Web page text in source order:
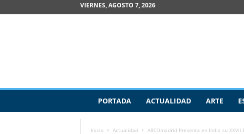
VIERNES, AGOSTO 7, 2026
v
PORTADA ACTUALIDAD ARTE
Inicio Actualidad ARCOmadrid Presenta en India su XXVII